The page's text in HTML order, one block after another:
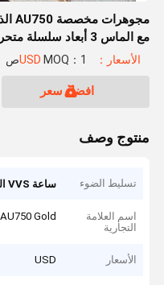
مع الماس 3 أبعاد سلسلة متحركة
الأسعار：USD MOQ：1ص
افضل سعر
منتوج وصف
تسليط الضوء ساعة VVS الماسية
اسم العلامة
التجارية
AU750 Gold
الأسعار USD